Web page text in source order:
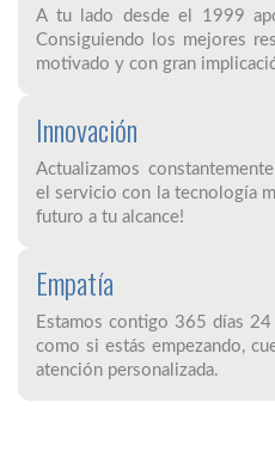
A tu lado desde el 1999
Consiguiendo los mejores
motivado y con gran
Innovación
Actualizamos
el servicio con la tecnología
futuro a tu alcance!
Empatía
Estamos contigo 365 días
como si estás empezando,
atención personalizada.